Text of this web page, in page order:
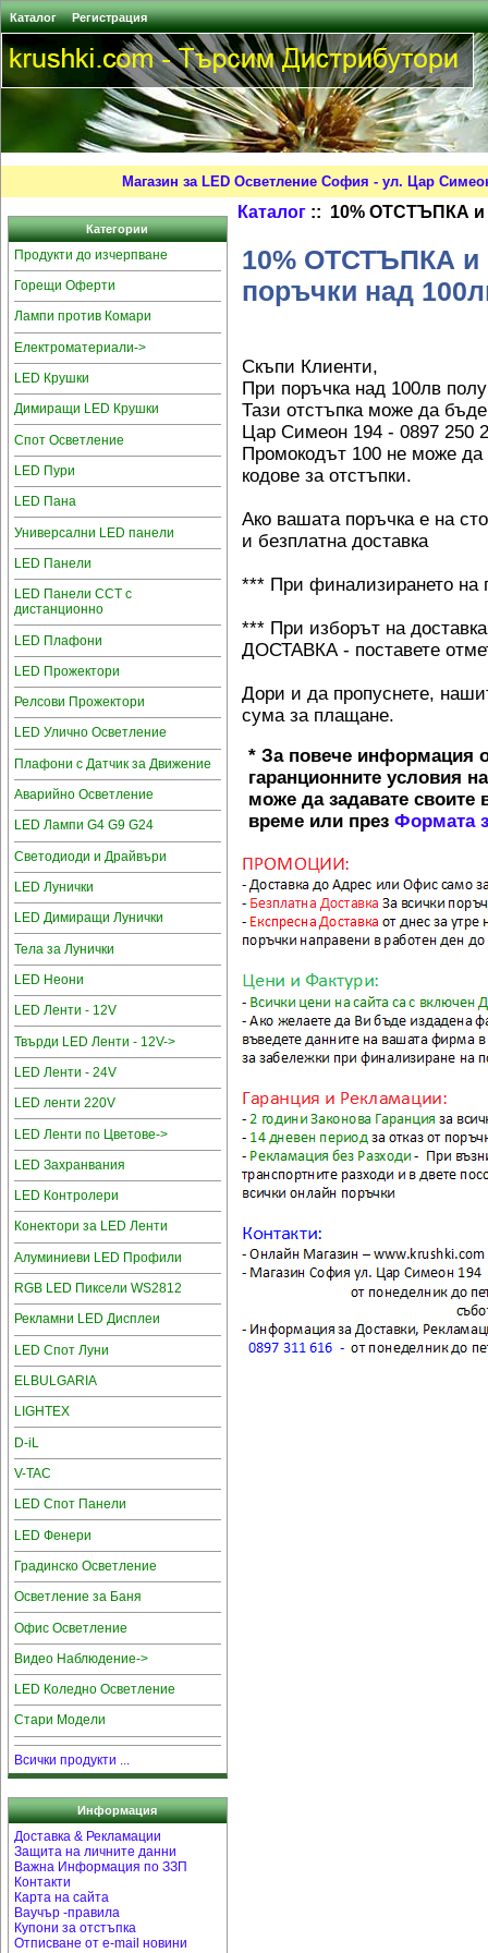
Каталог Регистрация
Магазин за LED Осветление София - ул. Цар
Категории
Продукти до изчерпване
Горещи Оферти
Лампи против Комари
Електроматериали->
LED Крушки
Димиращи LED Крушки
Спот Осветление
LED Пури
LED Пана
Универсални LED панели
LED Панели
LED Панели CCT с
дистанционно
LED Плафони
LED Прожектори
Релсови Прожектори
LED Улично Осветление
Плафони с Датчик за Движение
Аварийно Осветление
LED Лампи G4 G9 G24
Светодиоди и Драйвъри
LED Лунички
LED Димиращи Лунички
Тела за Лунички
LED Неони
LED Ленти - 12V
Твърди LED Ленти - 12V->
LED Ленти - 24V
LED ленти 220V
LED Ленти по Цветове->
LED Захранвания
LED Контролери
Конектори за LED Ленти
Алуминиеви LED Профили
RGB LED Пиксели WS2812
Рекламни LED Дисплеи
LED Спот Луни
ELBULGARIA
LIGHTEX
D-iL
V-TAC
LED Спот Панели
LED Фенери
Градинско Осветление
Осветление за Баня
Офис Осветление
Видео Наблюдение->
LED Коледно Осветление
Стари Модели
Всички продукти ...
Информация
Доставка & Рекламации
Защита на личните данни
Важна Информация по ЗЗП
Контакти
Карта на сайта
Ваучър -правила
Купони за отстъпка
Отписване от e-mail новини
Каталог :: 10% ОТСТЪПКА и
10% ОТСТЪПКА и
поръчки над
Скъпи Клиенти,
При поръчка над 100лв
Тази отстъпка може да
Цар Симеон 194 - 0897 250
Промокодът 100 не може
кодове за отстъпки.
Ако вашата поръчка е на
и безплатна доставка
*** При финализирането на
*** При изборът на
ДОСТАВКА - поставете
Дори и да пропуснете,
сума за плащане.
* За повече информация
гаранционните условия
може да задавате своите
време или през Формата